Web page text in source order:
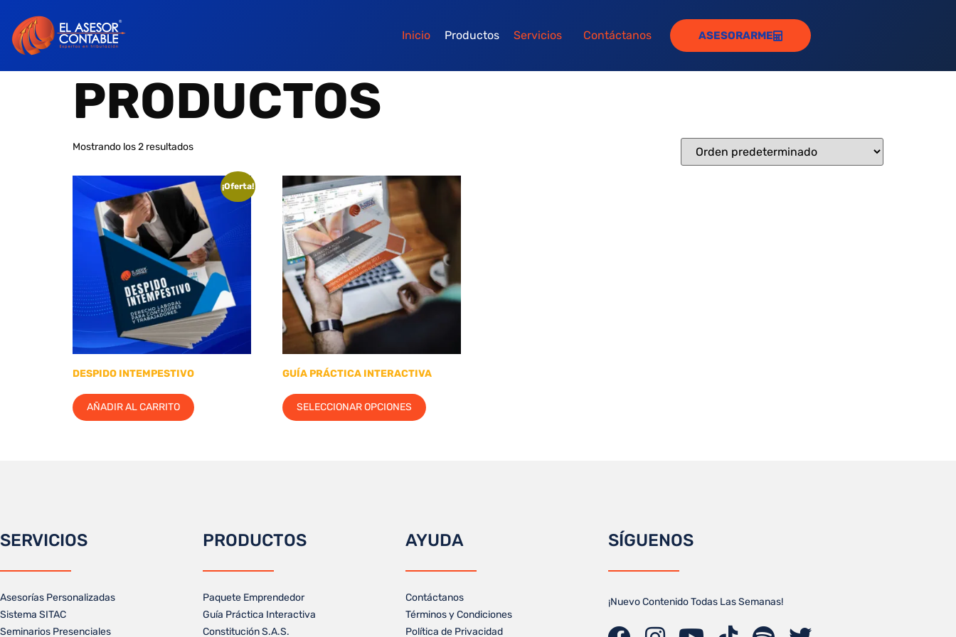
Inicio Productos Servicios Contáctanos ASESORARME
PRODUCTOS
Mostrando los 2 resultados
¡Oferta!
DESPIDO INTEMPESTIVO
AÑADIR AL CARRITO
GUÍA PRÁCTICA INTERACTIVA
SELECCIONAR OPCIONES
SERVICIOS
Asesorías Personalizadas
Sistema SITAC
Seminarios Presenciales
PRODUCTOS
Paquete Emprendedor
Guía Práctica Interactiva
Constitución S.A.S.
AYUDA
Contáctanos
Términos y Condiciones
Política de Privacidad
SÍGUENOS
¡Nuevo Contenido Todas Las Semanas!